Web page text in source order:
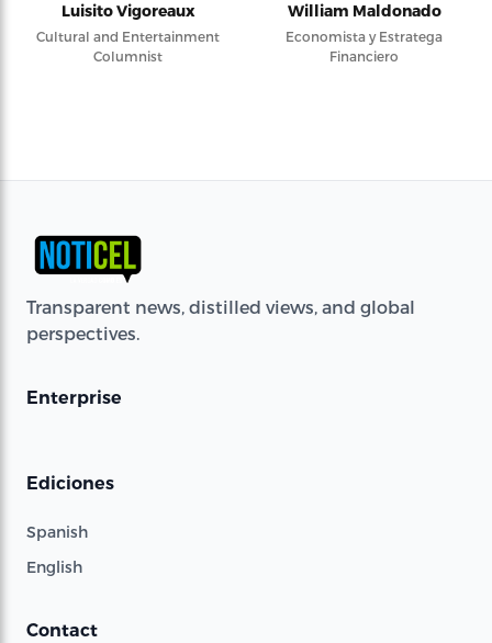
Luisito Vigoreaux
Cultural and Entertainment
Columnist
William Maldonado
Economista y Estratega
Financiero
Transparent news, distilled views, and global
perspectives.
Enterprise
Ediciones
Spanish
English
Contact